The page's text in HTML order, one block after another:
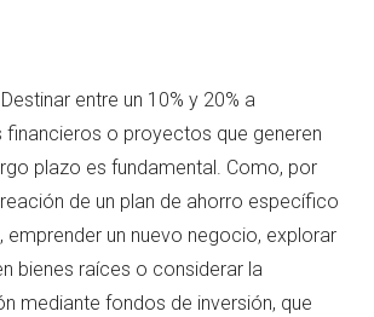
Destinar entre un 10% y 20% a
financieros o proyectos que generen
plazo es fundamental. Como, por
de un plan de ahorro específico
emprender un nuevo negocio, explorar
bienes raíces o considerar la
mediante fondos de inversión, que